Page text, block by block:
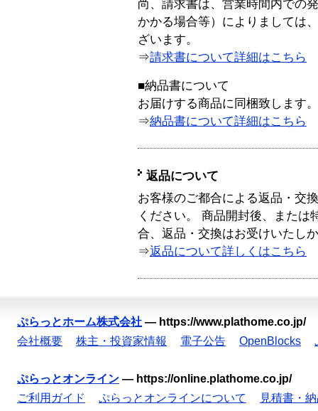
尚、請求書は、営業時間内での
かかる場合等）によりましては
ざいます。
⇒請求書について詳細はこちら
■納品書について
お届けする商品に同梱致します。
⇒納品書について詳細はこちら
返品について
お客様のご都合による返品・交
ください。 商品開封後、または
合、返品・交換はお受けいたし
⇒返品について詳しくはこちら
ぷらっとホーム株式会社 — https://www.plathome.co.jp/
会社概要
株主・投資家情報 電子公告 OpenBlocks
ぷらっとオンライン — https://online.plathome.co.jp/
ご利用ガイド
ぷらっとオンラインについて 見積書・